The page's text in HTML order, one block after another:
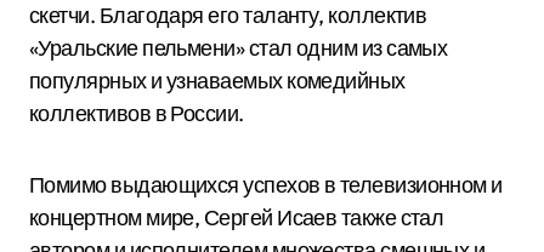
скетчи. Благодаря его таланту, коллектив
«Уральские пельмени» стал одним из самых
популярных и узнаваемых комедийных
коллективов в России.
Помимо выдающихся успехов в телевизионном и
концертном мире, Сергей Исаев также стал